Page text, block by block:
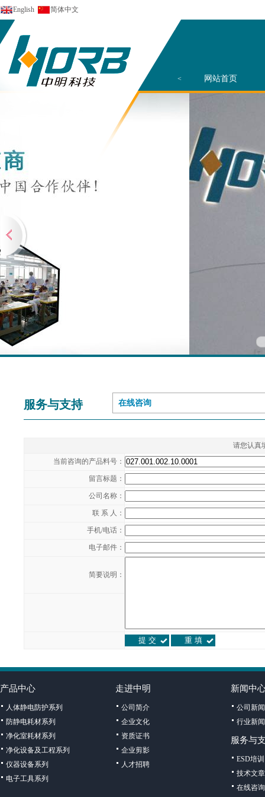
English 简体中文
< 网站首页
服务与支持 在线咨询
请您认真
当前咨询的产品料号：
留言标题：
公司名称：
联 系 人：
手机/电话：
电子邮件：
简要说明：
产品中心
人体静电防护系列
防静电耗材系列
净化室耗材系列
净化设备及工程系列
仪器设备系列
电子工具系列
走进中明
公司简介
企业文化
资质证书
企业剪影
人才招聘
新闻中
公司新闻
行业新闻
服务与
ESD培训
技术文章
在线咨询